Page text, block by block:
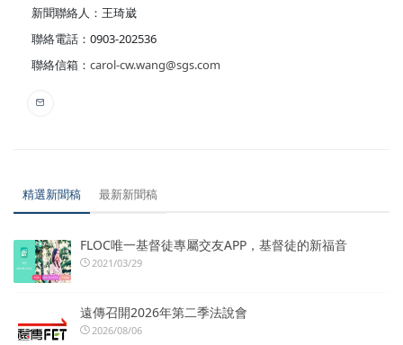
新聞聯絡人：王琦崴
聯絡電話：0903-202536
聯絡信箱： carol-cw.wang@sgs.com
精選新聞稿 最新新聞稿
FLOC唯一基督徒專屬交友APP，基督徒的新福音
2021/03/29
遠傳召開2026年第二季法說會
2026/08/06